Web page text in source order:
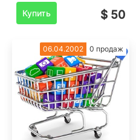
Купить
$ 50
06.04.2002 0 продаж